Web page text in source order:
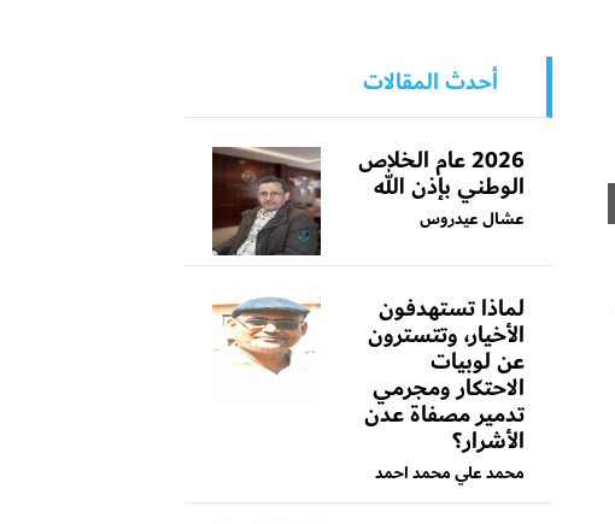
أحدث المقالات
2026 عام الخلاص
الوطني بإذن الله
عشال عيدروس
لماذا تستهدفون
الأخيار، وتتسترون
عن لوبيات
الاحتكار ومجرمي
تدمير مصفاة عدن
الأشرار؟
محمد علي محمد احمد